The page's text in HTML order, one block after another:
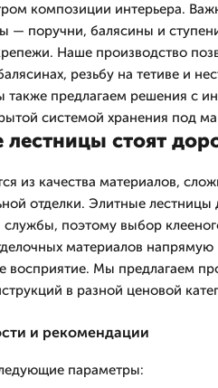
композиции интерьера.
— поручни, балясины и
Наше производство
резьбу на тетиве и
предлагаем решения с
системой хранения под
стоят
из качества материалов,
отделки. Элитные лестницы
службы, поэтому выбор
материалов напрямую
восприятие. Мы предлагаем
в разной ценовой
и рекомендации
параметры: